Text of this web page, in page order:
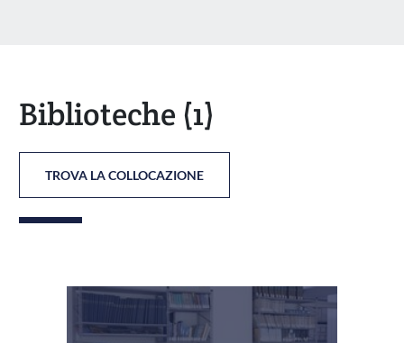
Biblioteche (1)
TROVA LA COLLOCAZIONE